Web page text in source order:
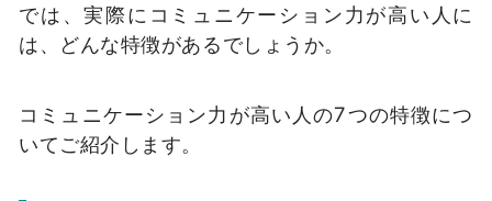
では、実際にコミュニケーション力が高い人に
は、どんな特徴があるでしょうか。
コミュニケーション力が高い人の7つの特徴につ
いてご紹介します。